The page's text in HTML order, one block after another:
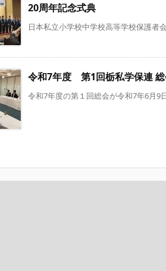
20周年記念式典
日本私立小学校中学校高等学校保護
令和7年度 第1回栃私学保連
令和7年度の第１回総会が令和7年6月9